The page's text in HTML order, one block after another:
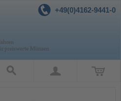
+49(0)4162-9441-0